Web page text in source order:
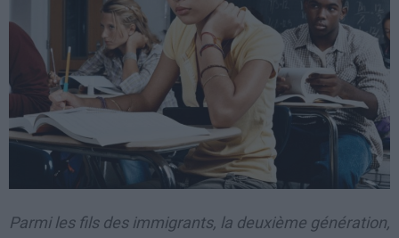
Parmi les fils des immigrants, la deuxième génération,